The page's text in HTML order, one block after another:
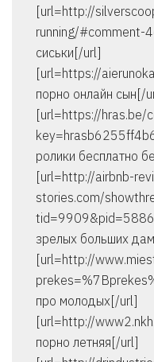
[url=http://
running/#comment-
сиськи[/url]
[url=https://
порно онлайн сын[/
[url=https://hras.be/
ролики бесплатно
[url=http://airbnb-
stories.com/
зрелых больших
[url=http://
про молодых[/url]
[url=http://
порно летняя[/url]